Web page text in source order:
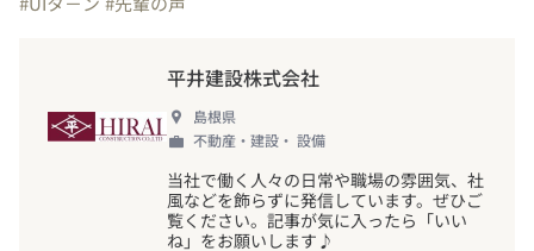
平井建設株式会社
島根県
不動産・建設・ 設備
当社で働く人々の日常や職場の雰囲気、社
風などを飾らずに発信しています。ぜひご
覧ください。記事が気に入ったら「いい
ね」をお願いします♪